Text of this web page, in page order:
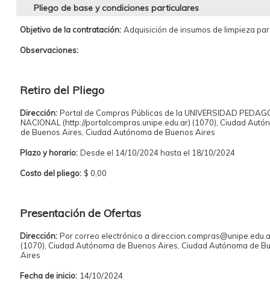
Pliego de base y condiciones particulares
Objetivo de la contratación: Adquisición de insumos de limpieza
Observaciones:
Retiro del Pliego
Dirección: Portal de Compras Públicas de la UNIVERSIDAD
NACIONAL (http://portalcompras.unipe.edu.ar) (1070), Ciudad
de Buenos Aires, Ciudad Autónoma de Buenos Aires
Plazo y horario: Desde el 14/10/2024 hasta el 18/10/2024
Costo del pliego: $ 0,00
Presentación de Ofertas
Dirección: Por correo electrónico a
(1070), Ciudad Autónoma de Buenos Aires, Ciudad Autónoma de
Aires
Fecha de inicio: 14/10/2024